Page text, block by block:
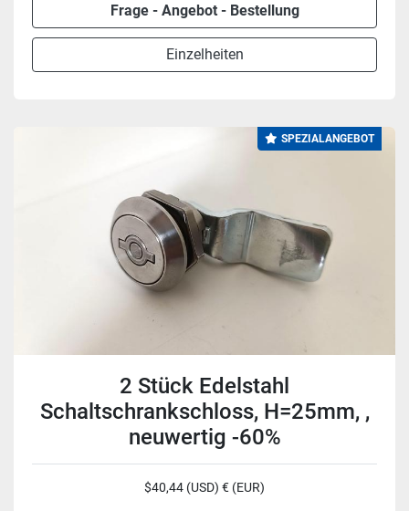
Frage - Angebot - Bestellung
Einzelheiten
SPEZIALANGEBOT
2 Stück Edelstahl
Schaltschrankschloss, H=25mm, ,
neuwertig -60%
$40,44 (USD) € (EUR)